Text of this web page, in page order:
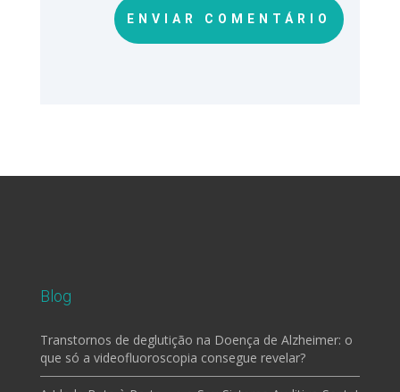
ENVIAR COMENTÁRIO
Blog
Transtornos de deglutição na Doença de Alzheimer: o
que só a videofluoroscopia consegue revelar?